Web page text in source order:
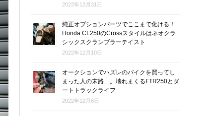
2022年12月31日
純正オプションパーツでここまで化ける！
Honda CL250のCrossスタイルはネオクラ
シックスクランブラーテイスト
2022年12月10日
オークションでハズレのバイクを買ってし
まった人の末路…。壊れまくるFTR250とダ
ートトラックライフ
2022年12月6日